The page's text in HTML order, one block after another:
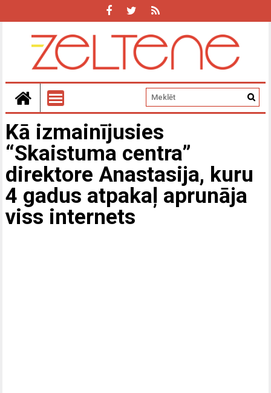
Kā izmainījusies
“Skaistuma centra”
direktore Anastasija, kuru
4 gadus atpakaļ aprunāja
viss internets